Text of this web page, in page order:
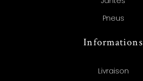
Pneus
Informations
Livraison